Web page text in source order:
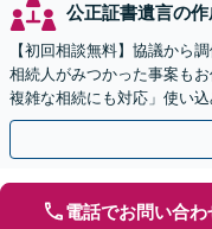
公正証書遺言の作
【初回相談無料】協議から
相続人がみつかった事案も
複雑な相続にも対応」使い
書作成ほか【休日・夜間相
電話でお問い合わ